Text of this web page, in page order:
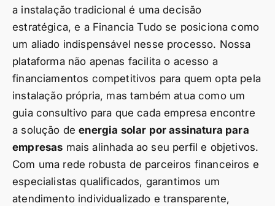
a instalação tradicional é uma decisão
estratégica, e a Financia Tudo se posiciona como
um aliado indispensável nesse processo. Nossa
plataforma não apenas facilita o acesso a
financiamentos competitivos para quem opta pela
instalação própria, mas também atua como um
guia consultivo para que cada empresa encontre
a solução deenergia solar por assinatura para
empresas mais alinhada ao seu perfil e objetivos.
Com uma rede robusta de parceiros financeiros e
especialistas qualificados, garantimos um
atendimento individualizado e transparente,